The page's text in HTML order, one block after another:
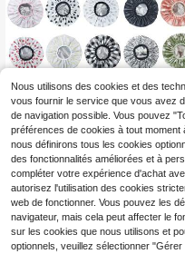
Bonnet de douche réutilisable
doublure, 3 couches, taille extra-
ge, convient aux femmes aux
ux longs, été, plage, chapeau,
nces, voyage
5 ,51€
Nous utilisons des cookies et des
vous fournir le service que vous avez
de navigation possible. Vous pouvez
préférences de cookies à tout moment
nous définirons tous les cookies
des fonctionnalités améliorées et à
compléter votre expérience d'achat
autorisez l'utilisation des cookies
web de fonctionner. Vous pouvez les
navigateur, mais cela peut affecter le
sur les cookies que nous utilisons et
optionnels, veuillez sélectionner